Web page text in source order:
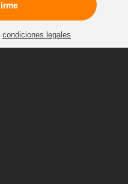
condiciones legales